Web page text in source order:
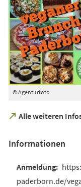
© Agenturfoto
Alle weiteren
(Öffnet
neuen
Informationen
paderborn.de/